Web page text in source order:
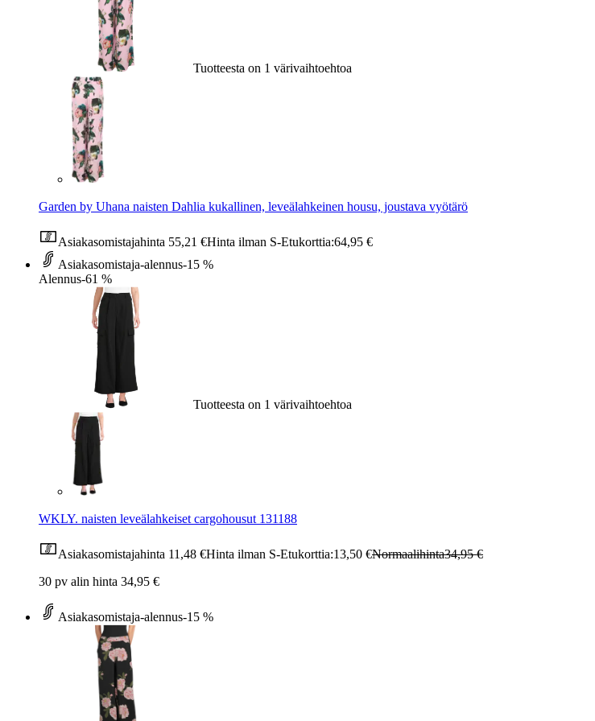
Tuotteesta on 1 värivaihtoehtoa
Garden by Uhana naisten Dahlia kukallinen, leveälahkeinen housu, joustava vyötärö
Asiakasomistajahinta 55,21 €Hinta ilman S-Etukorttia:64,95 €
Asiakasomistaja-alennus-15 %
Alennus-61 %
Tuotteesta on 1 värivaihtoehtoa
WKLY. naisten leveälahkeiset cargohousut 131188
Asiakasomistajahinta 11,48 €Hinta ilman S-Etukorttia:13,50 €Normaalihinta34,95 €
30 pv alin hinta 34,95 €
Asiakasomistaja-alennus-15 %